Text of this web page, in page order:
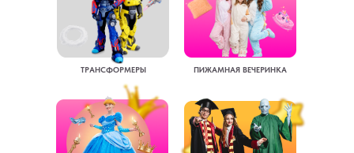
ПИЖАМНАЯ ВЕЧЕРИНКА
ТРАНСФОРМЕРЫ